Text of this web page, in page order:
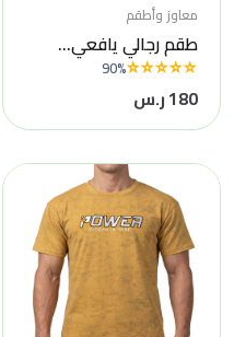
معاوز وأطقم
طقم رجالي يافعي...
90%
180 ر.س